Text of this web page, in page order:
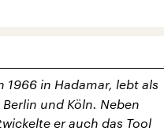
1966 in Hadamar, lebt als
und Köln. Neben
er auch das Tool